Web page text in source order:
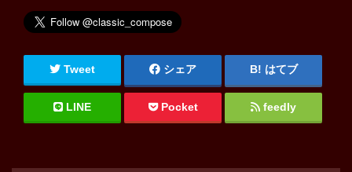
Tweet シェア はてブ
LINE Pocket feedly